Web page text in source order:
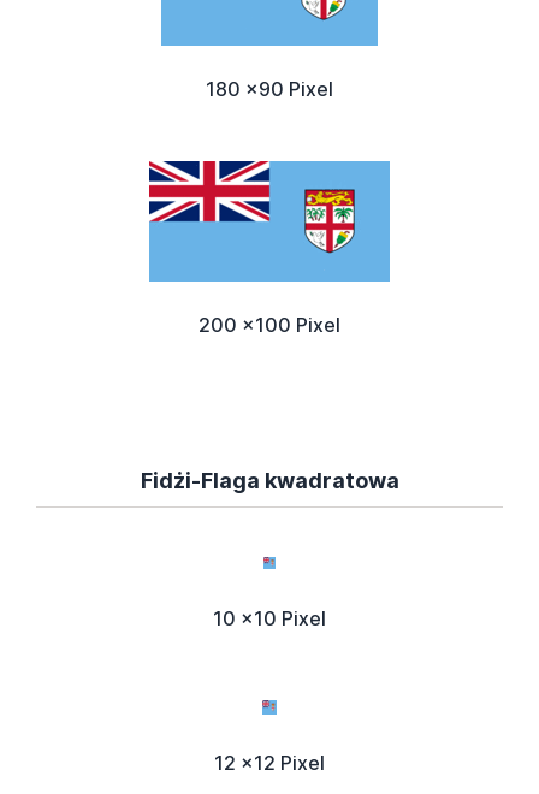
180 x90 Pixel
200 x100 Pixel
Fidżi-Flaga kwadratowa
10 x10 Pixel
12 x12 Pixel